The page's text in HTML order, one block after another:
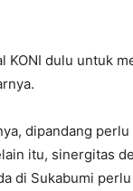
KONI dulu untuk
dipandang
itu, sinergitas
di Sukabumi